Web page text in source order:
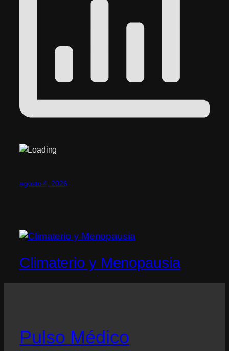
agosto 4, 2026
Climaterio y Menopausia
Pulso Médico